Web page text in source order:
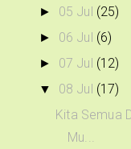
► 05 Jul (25)
► 06 Jul (6)
► 07 Jul (12)
▼ 08 Jul (17)
Kita Semua
Mu...